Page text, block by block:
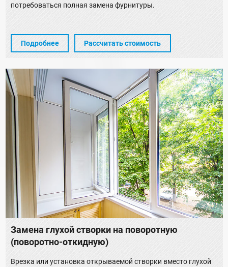
потребоваться полная замена фурнитуры.
Подробнее Рассчитать стоимость
Замена глухой створки на поворотную
(поворотно-откидную)
Врезка или установка открываемой створки вместо глухой